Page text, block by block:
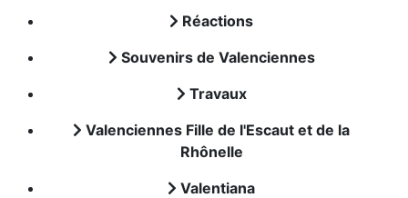
Réactions
Souvenirs de Valenciennes
Travaux
Valenciennes Fille de l'Escaut et de la
Rhônelle
Valentiana